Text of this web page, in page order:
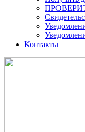
Контакты